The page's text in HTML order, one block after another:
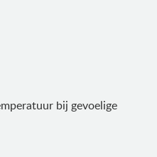
bij gevoelige